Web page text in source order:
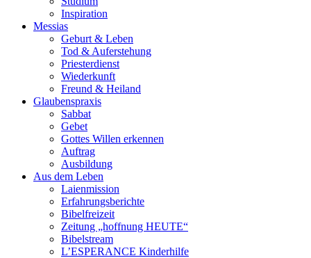
Inspiration
Messias
Geburt & Leben
Tod & Auferstehung
Priesterdienst
Wiederkunft
Freund & Heiland
Glaubenspraxis
Sabbat
Gebet
Gottes Willen erkennen
Auftrag
Ausbildung
Aus dem Leben
Laienmission
Erfahrungsberichte
Bibelfreizeit
Zeitung „hoffnung HEUTE“
Bibelstream
L’ESPERANCE Kinderhilfe